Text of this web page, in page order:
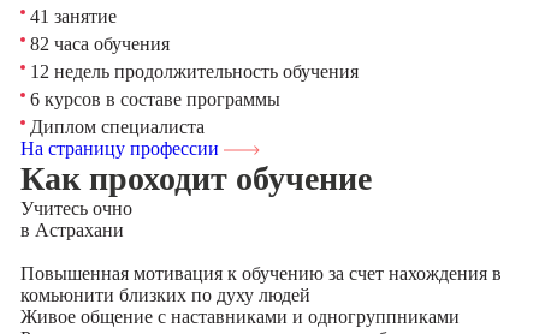
41 занятие
82 часа обучения
12 недель продолжительность обучения
6 курсов в составе программы
Диплом специалиста
На страницу профессии
Как проходит обучение
Учитесь очно
в Астрахани
Повышенная мотивация к обучению за счет нахождения в
комьюнити близких по духу людей
Живое общение с наставниками и одногруппниками